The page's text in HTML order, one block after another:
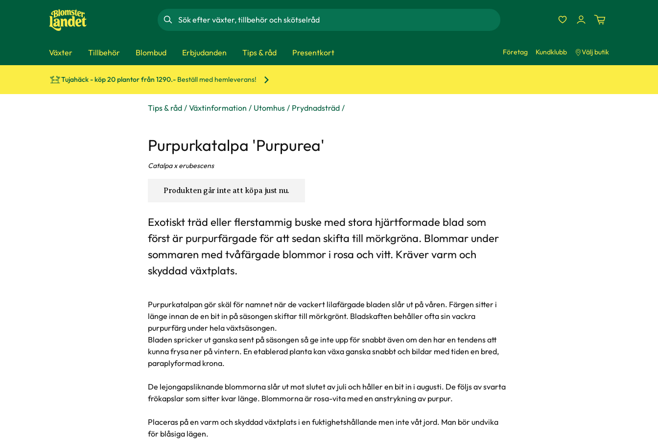
Sök
Växter Tillbehör Blombud Erbjudanden Tips & råd Presentkort Företag Kundklubb Välj butik
Tujahäck - köp 20 plantor från 1290.- Beställ med hemleverans!
Tips & råd Växtinformation Utomhus Prydnadsträd
Purpurkatalpa 'Purpurea'
Catalpa x erubescens
Produkten går inte att köpa just nu.
Exotiskt träd eller flerstammig buske med stora hjärtformade blad som
först är purpurfärgade för att sedan skifta till mörkgröna. Blommar under
sommaren med tvåfärgade blommor i rosa och vitt. Kräver varm och
skyddad växtplats.
Purpurkatalpan gör skäl för namnet när de vackert lilafärgade bladen slår ut på våren. Färgen sitter i
länge innan de en bit in på säsongen skiftar till mörkgrönt. Bladskaften behåller ofta sin vackra
purpurfärg under hela växtsäsongen.
Bladen spricker ut ganska sent på säsongen så ge inte upp för snabbt även om den har en tendens att
kunna frysa ner på vintern. En etablerad planta kan växa ganska snabbt och bildar med tiden en bred,
paraplyformad krona.
De lejongapsliknande blommorna slår ut mot slutet av juli och håller en bit in i augusti. De följs av svarta
frökapslar som sitter kvar länge. Blommorna är rosa-vita med en anstrykning av purpur.
Placeras på en varm och skyddad växtplats i en fuktighetshållande men inte våt jord. Man bör undvika
för blåsiga lägen.